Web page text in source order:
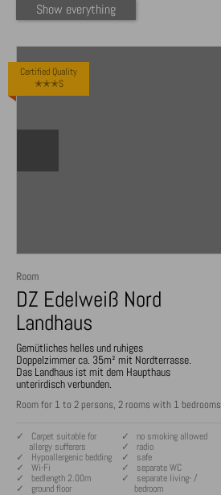
Show everything
Certified Quality
✭✭✭S
Room
DZ Edelweiß Nord
Landhaus
Gemütliches helles und ruhiges
Doppelzimmer ca. 35m² mit Nordterrasse.
Das Landhaus ist mit dem Haupthaus
unterirdisch verbunden.
Room for 1 to 2 persons, 2 rooms with 1 bedrooms
✓ Carpet suitable for
allergy sufferers
✓ Hypoallergenic bedding
✓ Wi-Fi
✓ bedlength 2.00m
✓ ground floor
✓ no smoking allowed
✓ radio
✓ safe
✓ separate WC
✓ separate living- /
bedroom